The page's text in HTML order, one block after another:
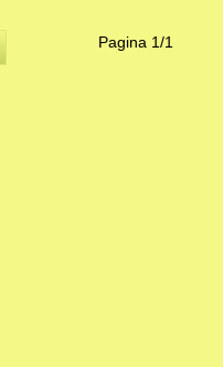
Pagina 1/1